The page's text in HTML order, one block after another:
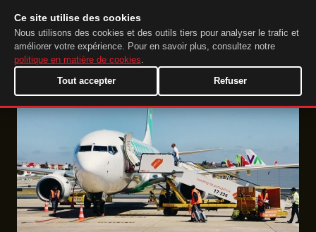
DuckTip.com
Ce site utilise des cookies
Nous utilisons des cookies et des outils tiers pour analyser le trafic et
améliorer votre expérience. Pour en savoir plus, consultez notre
politique en matière de cookies.
Tout accepter
Refuser